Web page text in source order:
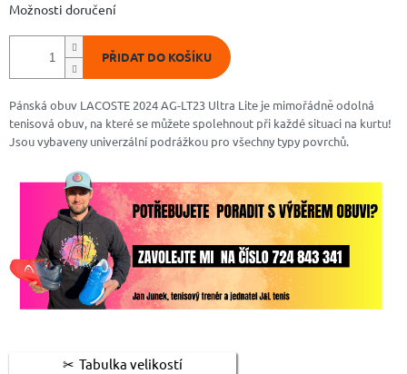
Možnosti doručení
PŘIDAT DO KOŠÍKU
Pánská obuv LACOSTE 2024 AG-LT23 Ultra Lite je mimořádně odolná
tenisová obuv, na které se můžete spolehnout při každé situaci na kurtu!
Jsou vybaveny univerzální podrážkou pro všechny typy povrchů.
Tabulka velikostí